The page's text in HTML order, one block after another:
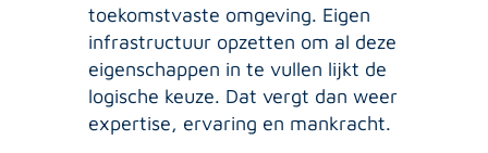
toekomstvaste omgeving. Eigen
infrastructuur opzetten om al deze
eigenschappen in te vullen lijkt de
logische keuze. Dat vergt dan weer
expertise, ervaring en mankracht.